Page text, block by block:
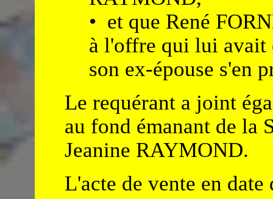
• et que René
à l'offre qui lui avait
son ex-épouse s'en
Le requérant a joint
au fond émanant de la
Jeanine RAYMOND.
L'acte de vente en